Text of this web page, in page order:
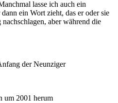
lasse ich auch ein
ein Wort zieht, das er oder sie
aber während die
der Neunziger
um 2001 herum